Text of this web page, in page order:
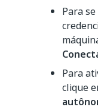
Para
Para
clique